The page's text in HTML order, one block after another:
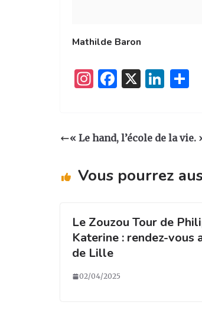
Mathilde Baron
I
a
ra
F
e
o
X
Li
e
n
g
« Le hand, l’école de la vie.
Vous pourrez
Le Zouzou Tour de
Katerine : rendez-vous
de Lille
02/04/2025